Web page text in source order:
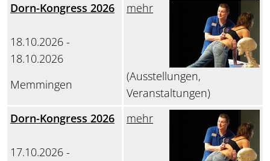
Dorn-Kongress 2026
18.10.2026 -
18.10.2026
Memmingen
mehr
(Ausstellungen,
Veranstaltungen)
Dorn-Kongress 2026
17.10.2026 -
mehr